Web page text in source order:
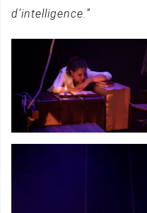
d’intelligence.”